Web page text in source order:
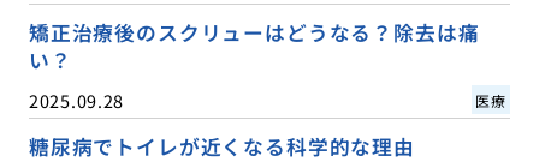
矯正治療後のスクリューはどうなる？除去は痛
い？
2025.09.28 医療
糖尿病でトイレが近くなる科学的な理由